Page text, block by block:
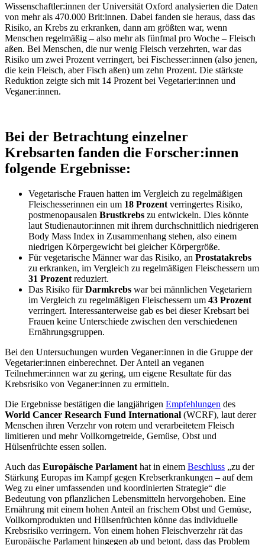
Wissenschaftler:innen der Universität Oxford analysierten die Daten
von mehr als 470.000 Brit:innen. Dabei fanden sie heraus, dass das
Risiko, an Krebs zu erkranken, dann am größten war, wenn
Menschen regelmäßig – also mehr als fünfmal pro Woche – Fleisch
aßen. Bei Menschen, die nur wenig Fleisch verzehrten, war das
Risiko um zwei Prozent verringert, bei Fischesser:innen (also jenen,
die kein Fleisch, aber Fisch aßen) um zehn Prozent. Die stärkste
Reduktion zeigte sich mit 14 Prozent bei Vegetarier:innen und
Veganer:innen.
Bei der Betrachtung einzelner
Krebsarten fanden die Forscher:innen
folgende Ergebnisse:
Vegetarische Frauen hatten im Vergleich zu regelmäßigen
Fleischesserinnen ein um 18 Prozent verringertes Risiko,
postmenopausalen Brustkrebs zu entwickeln. Dies könnte
laut Studienautor:innen mit ihrem durchschnittlich niedrigeren
Body Mass Index in Zusammenhang stehen, also einem
niedrigen Körpergewicht bei gleicher Körpergröße.
Für vegetarische Männer war das Risiko, an Prostatakrebs
zu erkranken, im Vergleich zu regelmäßigen Fleischessern um
31 Prozent reduziert.
Das Risiko fürDarmkrebs war bei männlichen Vegetariern
im Vergleich zu regelmäßigen Fleischessern um 43 Prozent
verringert. Interessanterweise gab es bei dieser Krebsart bei
Frauen keine Unterschiede zwischen den verschiedenen
Ernährungsgruppen.
Bei den Untersuchungen wurden Veganer:innen in die Gruppe der
Vegetarier:innen einberechnet. Der Anteil an veganen
Teilnehmer:innen war zu gering, um eigene Resultate für das
Krebsrisiko von Veganer:innen zu ermitteln.
Die Ergebnisse bestätigen die langjährigen Empfehlungen des
World Cancer Research Fund International (WCRF), laut derer
Menschen ihren Verzehr von rotem und verarbeitetem Fleisch
limitieren und mehr Vollkorngetreide, Gemüse, Obst und
Hülsenfrüchte essen sollen.
Auch das Europäische Parlament hat in einem Beschluss „zu der
Stärkung Europas im Kampf gegen Krebserkrankungen – auf dem
Weg zu einer umfassenden und koordinierten Strategie“ die
Bedeutung von pflanzlichen Lebensmitteln hervorgehoben. Eine
Ernährung mit einem hohen Anteil an frischem Obst und Gemüse,
Vollkornprodukten und Hülsenfrüchten könne das individuelle
Krebsrisiko verringern. Von einem hohen Fleischverzehr rät das
Europäische Parlament hingegen ab und betont, dass das Problem